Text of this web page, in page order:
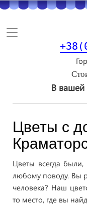
Toggle
В вашей
Цветы с
Цветы всегда
любому поводу. Вы
человека? Наш
то место, где вы